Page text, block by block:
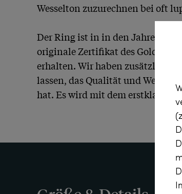
Wesselton zuzurechnen bei oft
Der Ring ist in in den Jahren um
originale Zertifikat des
erhalten. Wir haben zusätzlich
lassen, das Qualität und Wert
hat. Es wird mit dem erstklassig